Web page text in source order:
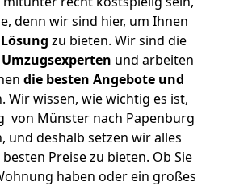
denn wir sind hier, um Ihnen
Lösung zu bieten. Wir sind die
und arbeiten
die besten Angebote und
Wir wissen, wie wichtig es ist,
von Münster nach Papenburg
und deshalb setzen wir alles
Preise zu bieten. Ob Sie
haben oder ein großes